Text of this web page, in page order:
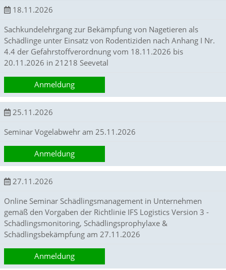
e
s
o
d
i
f
e
k
t
v
t
ä
t
n
s
e
r
W
18.11.2026
Sachkundelehrgang zur Bekämpfung von Nagetieren als
Schädlinge unter Einsatz von Rodentiziden nach Anhang I Nr.
4.4 der Gefahrstoffverordnung vom 18.11.2026 bis
20.11.2026 in 21218 Seevetal
Anmeldung
25.11.2026
Seminar Vogelabwehr am 25.11.2026
Anmeldung
27.11.2026
Online Seminar Schädlingsmanagement in Unternehmen
gemäß den Vorgaben der Richtlinie IFS Logistics Version 3 -
Schädlingsmonitoring, Schädlingsprophylaxe &
Schädlingsbekämpfung am 27.11.2026
Anmeldung